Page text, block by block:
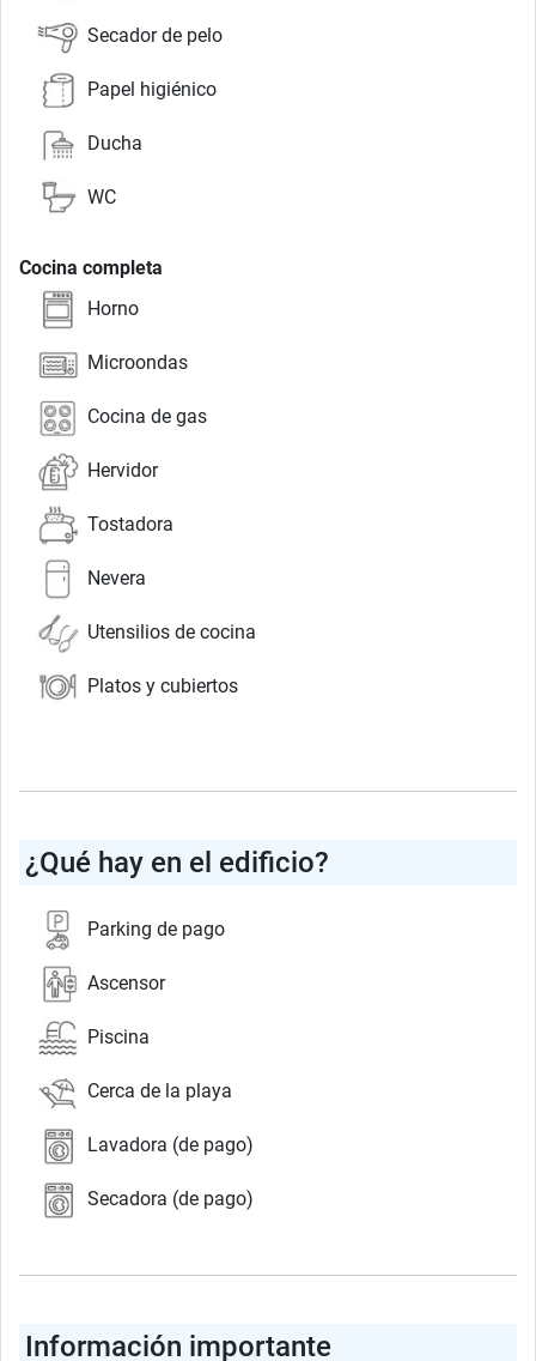
Secador de pelo
Papel higiénico
Ducha
WC
Cocina completa
Horno
Microondas
Cocina de gas
Hervidor
Tostadora
Nevera
Utensilios de cocina
Platos y cubiertos
¿Qué hay en el edificio?
Parking de pago
Ascensor
Piscina
Cerca de la playa
Lavadora (de pago)
Secadora (de pago)
Información importante